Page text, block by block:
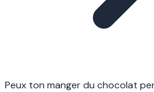
Peux ton manger du chocolat